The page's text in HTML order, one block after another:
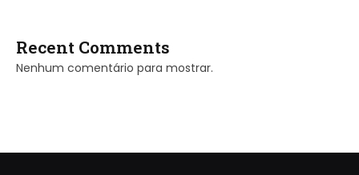
Recent Comments
Nenhum comentário para mostrar.